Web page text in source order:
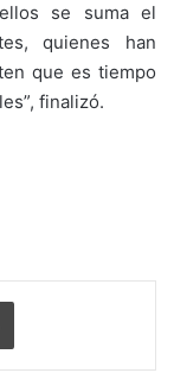
se suma el
quienes han
que es tiempo
finalizó.